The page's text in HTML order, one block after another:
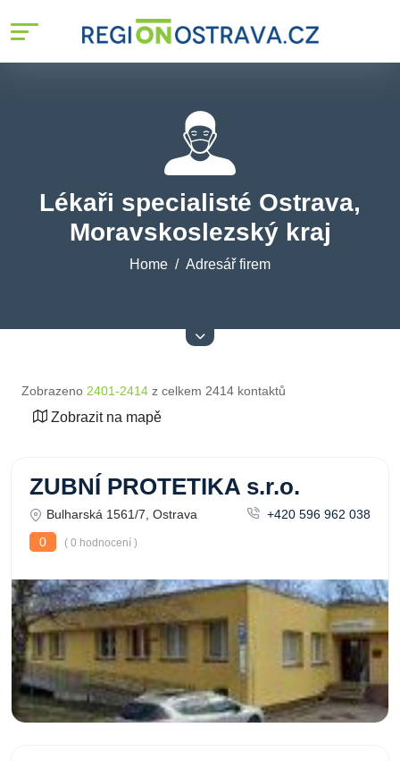
Lékaři specialisté Ostrava,
Moravskoslezský kraj
Home Adresář firem
Zobrazeno 2401-2414 z celkem 2414 kontaktů
Zobrazit na mapě
ZUBNÍ PROTETIKA s.r.o.
Bulharská 1561/7, Ostrava
+420 596 962 038
0
( 0 hodnocení )